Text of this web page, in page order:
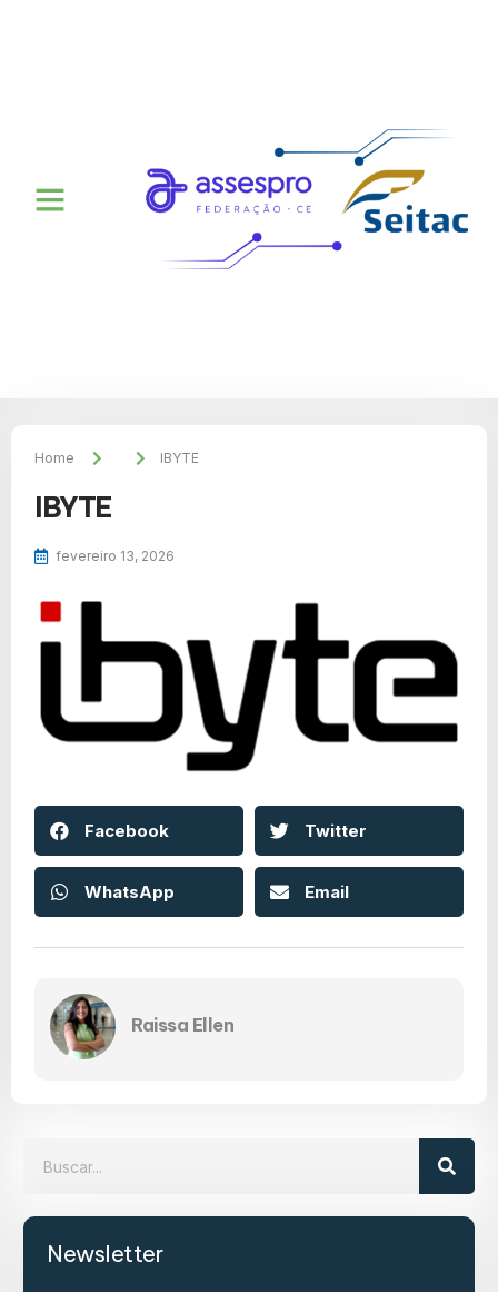
Home IBYTE
IBYTE
fevereiro 13, 2026
Facebook Twitter
WhatsApp Email
Raissa Ellen
Newsletter